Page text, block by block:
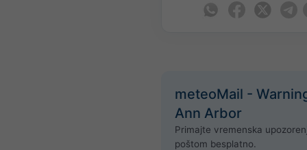
meteoMail -
Ann Arbor
Primajte vremenska
poštom besplatno.